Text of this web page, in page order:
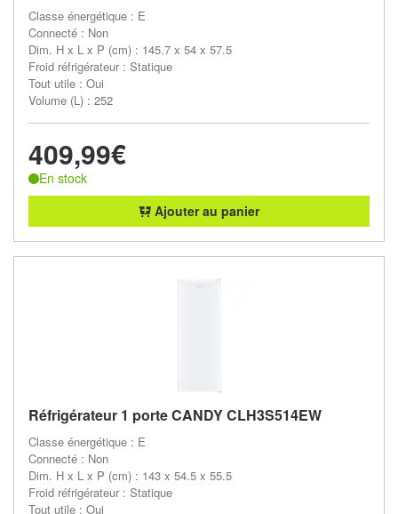
Classe énergétique : E
Connecté : Non
Dim. H x L x P (cm) : 145.7 x 54 x 57.5
Froid réfrigérateur : Statique
Tout utile : Oui
Volume (L) : 252
409,99€
En stock
Ajouter au panier
Réfrigérateur 1 porte CANDY CLH3S514EW
Classe énergétique : E
Connecté : Non
Dim. H x L x P (cm) : 143 x 54.5 x 55.5
Froid réfrigérateur : Statique
Tout utile : Oui